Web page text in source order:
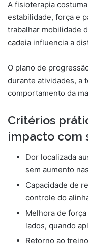
A fisioterapia
estabilidade, força e
trabalhar mobilidade
cadeia influencia a
O plano de
durante atividades, a
comportamento da
Critérios
impacto com
Dor localizada
sem aumento
Capacidade de
controle do
Melhora de
lados, quando
Retorno ao